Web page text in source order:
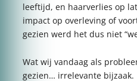
leeftijd, en haarverlies op
impact op overleving of
gezien werd het dus niet
Wat wij vandaag als
gezien… irrelevante bijzaak.